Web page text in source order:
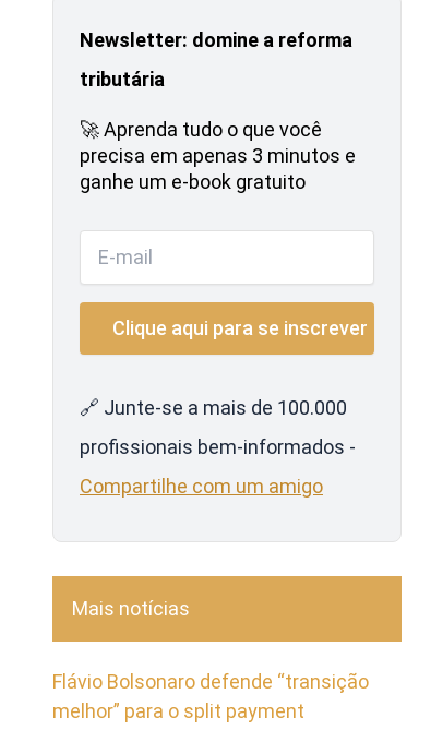
Newsletter: domine a reforma
tributária
🚀 Aprenda tudo o que você
precisa em apenas 3 minutos e
ganhe um e-book gratuito
🔗 Junte-se a mais de 100.000
profissionais bem-informados -
Compartilhe com um amigo
Mais notícias
Flávio Bolsonaro defende “transição
melhor” para o split payment